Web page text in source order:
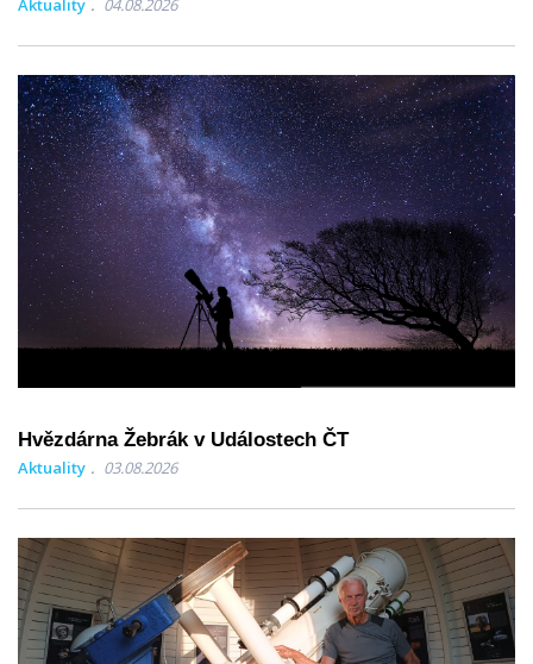
Hvězdárna Žebrák v Událostech ČT
Aktuality 03.08.2026